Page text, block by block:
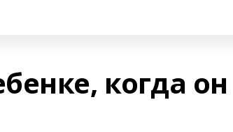
когда он